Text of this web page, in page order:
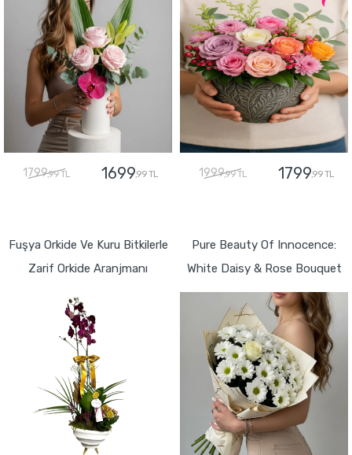
1799,99 TL 1699,99 TL 1999,99 TL 1799,99 TL
Fuşya Orkide Ve Kuru Bitkilerle
Zarif Orkide Aranjmanı
Pure Beauty Of Innocence:
White Daisy & Rose Bouquet